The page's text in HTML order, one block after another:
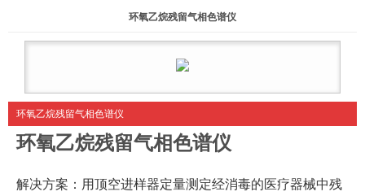
环氧乙烷残留气相色谱仪
环氧乙烷残留气相色谱仪
环氧乙烷残留气相色谱仪
解决方案：用顶空进样器定量测定经消毒的医疗器械中残